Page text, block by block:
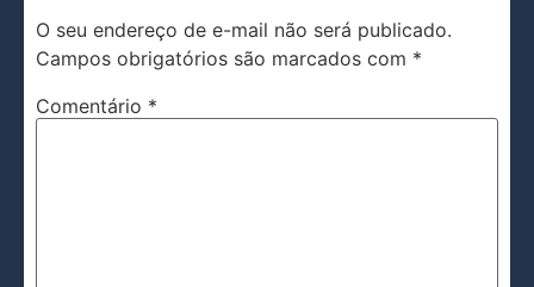
O seu endereço de e-mail não será publicado.
Campos obrigatórios são marcados com *
Comentário *